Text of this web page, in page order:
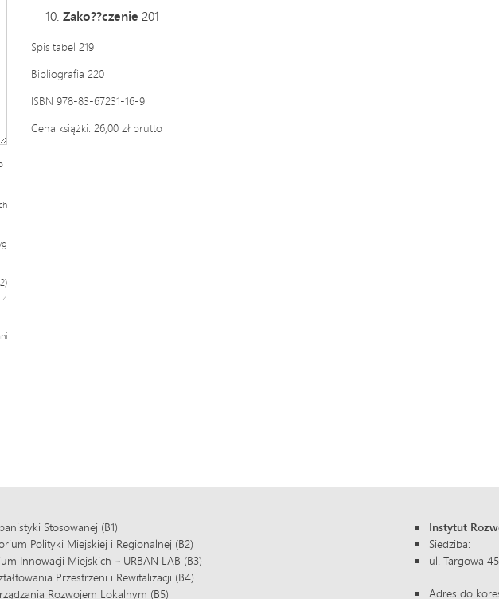
Zako??czenie 201
Spis tabel 219
Bibliografia 220
ISBN 978-83-67231-16-9
Cena książki: 26,00 zł brutto
Stosowanej (B1)
Polityki Miejskiej i Regionalnej (B2)
Innowacji Miejskich – URBAN LAB (B3)
Przestrzeni i Rewitalizacji (B4)
Rozwojem Lokalnym (B5)
Instytut
Siedziba:
ul. Targowa
Adres do